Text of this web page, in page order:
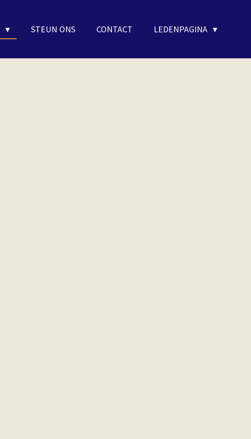
STEUN ONS CONTACT LEDENPAGINA